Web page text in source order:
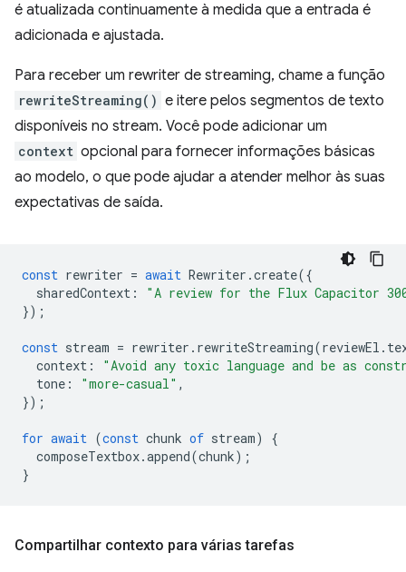
é atualizada continuamente à medida que a entrada é
adicionada e ajustada.
Para receber um rewriter de streaming, chame a função
rewriteStreaming() e itere pelos segmentos de texto
disponíveis no stream. Você pode adicionar um
context opcional para fornecer informações básicas
ao modelo, o que pode ajudar a atender melhor às suas
expectativas de saída.
const rewriter = await Rewriter .create({
sharedContext :
"A review for the Flux Capacitor
});
const stream = rewriter . rewriteStreaming(reviewEl .
context :
"Avoid any toxic language and be as
tone : "more-casual" ,
});
for await (const chunk of stream)
{
composeTextbox.append(chunk);
}
Compartilhar contexto para várias tarefas